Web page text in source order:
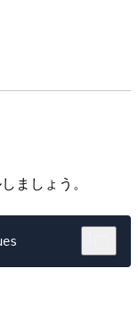
ましょう。